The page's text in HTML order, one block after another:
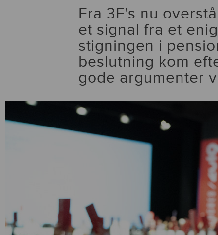
Fra 3F's nu
et signal fra et
stigningen i
beslutning kom
gode argumenter